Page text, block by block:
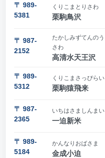
〒 989-
5381
くりこまとりさわ
栗駒鳥沢
〒 987-
2152
たかしみずてんのう
さわ
高清水天王沢
〒 989-
5312
くりこまさっぴらい
栗駒猿飛来
〒 987-
2365
いちはさましんまい
一迫新米
〒 989-
5184
かんなりおばさま
金成小迫